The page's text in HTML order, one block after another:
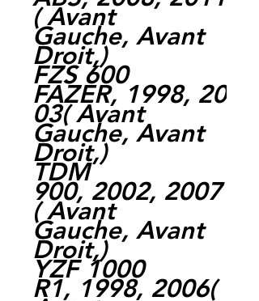
( Avant
Gauche, Avant
Droit,)
FZS 600
FAZER, 1998, 20
03( Avant
Gauche, Avant
Droit,)
TDM
900, 2002, 2007
( Avant
Gauche, Avant
Droit,)
YZF 1000
R1, 1998, 2006(